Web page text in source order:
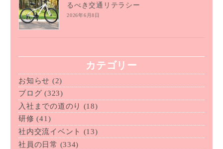
るべき交通リテラシー
2026年6月8日
カテゴリー
お知らせ (2)
ブログ (323)
入社までの道のり (18)
研修 (41)
社内交流イベント (13)
社員の日常 (334)